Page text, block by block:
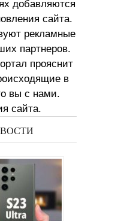
добавляются
сайта.
рекламные
партнеров.
прояснит
в
вы с нами.
сайта.